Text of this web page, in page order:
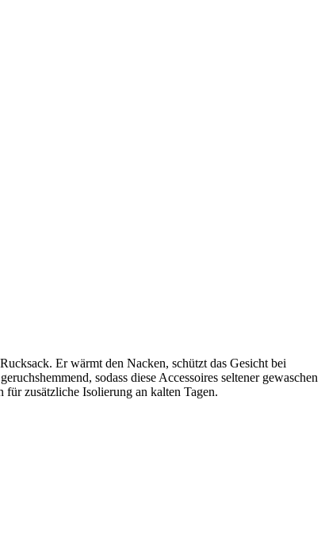
Er wärmt den Nacken, schützt das Gesicht bei
sodass diese Accessoires seltener gewaschen
zusätzliche Isolierung an kalten Tagen.